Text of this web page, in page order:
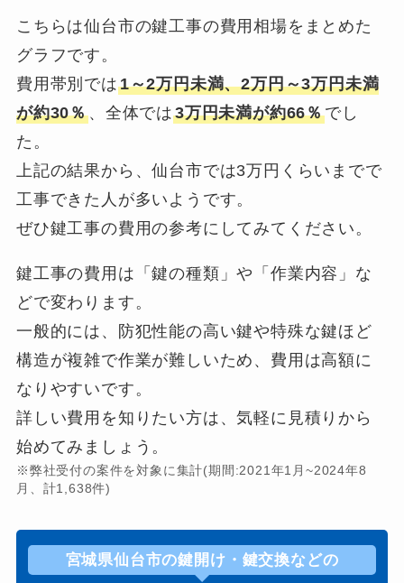
こちらは仙台市の鍵工事の費用相場をまとめた
グラフです。
費用帯別では1～2万円未満、2万円～3万円未満
が約30％、全体では 3万円未満が約66％でし
た。
上記の結果から、仙台市では3万円くらいまでで
工事できた人が多いようです。
ぜひ鍵工事の費用の参考にしてみてください。
鍵工事の費用は「鍵の種類」や「作業内容」な
どで変わります。
一般的には、防犯性能の高い鍵や特殊な鍵ほど
構造が複雑で作業が難しいため、費用は高額に
なりやすいです。
詳しい費用を知りたい方は、気軽に見積りから
始めてみましょう。
※弊社受付の案件を対象に集計(期間:2021年1月~2024年8
月、計1,638件)
宮城県仙台市の鍵開け・鍵交換などの